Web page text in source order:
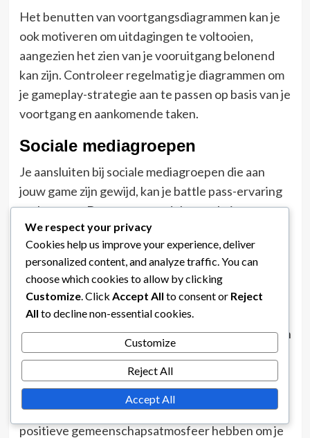
Het benutten van voortgangsdiagrammen kan je
ook motiveren om uitdagingen te voltooien,
aangezien het zien van je vooruitgang belonend
kan zijn. Controleer regelmatig je diagrammen om
je gameplay-strategie aan te passen op basis van je
voortgang en aankomende taken.
Sociale mediagroepen
Je aansluiten bij sociale mediagroepen die aan
jouw game zijn gewijd, kan je battle pass-ervaring
verbeteren. Deze groepen delen vaak tips,
strategieën en updates die je kunnen helpen om
geïnformeerd en gemotiveerd te blijven.
Betrokkenheid bij medespelers kan nieuwe
perspectieven en ideeën bieden voor het
efficiënter voltooien van uitdagingen.
Deelname aan discussies binnen deze groepen kan
ook leiden tot het vinden van teamgenoten voor
coöperatieve uitdagingen, waardoor het
gemakkelijker wordt om je battle pass-doelen te
bereiken. Zoek naar groepen die actief zijn en een
positieve gemeenschapsatmosfeer hebben om je
We respect your privacy
Cookies help us improve your experience, deliver
personalized content, and analyze traffic. You can
choose which cookies to allow by clicking
Customize . Click Accept All to consent or Reject
All to decline non-essential cookies.
Customize
Reject All
Accept All